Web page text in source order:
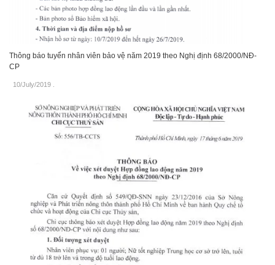
Thông báo tuyển nhân viên bảo vệ năm 2019 theo Nghị định 68/2000/NĐ-
CP
10/July/2019